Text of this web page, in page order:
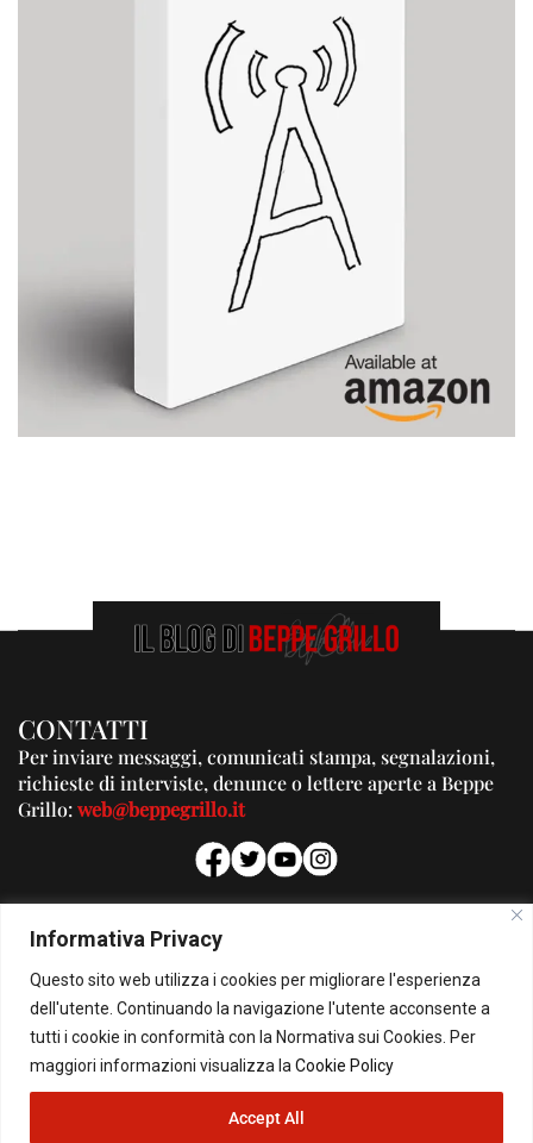
Informativa Privacy
Questo sito web utilizza i cookies per migliorare l'esperienza
dell'utente. Continuando la navigazione l'utente acconsente a
tutti i cookie in conformità con la Normativa sui Cookies. Per
maggiori informazioni visualizza la Cookie Policy
Accept All
CONTATTI
Per inviare messaggi, comunicati stampa, segnalazioni,
richieste di interviste, denunce o lettere aperte a Beppe
Grillo:web@beppegrillo.it
PUBBLICITA'
Per la tua pubblicità su questo Blog:
pubblicita@beppegrillo.it
© Copyright 2026 - Il Blog di Beppe Grillo. All Rights Reserved - Powered by